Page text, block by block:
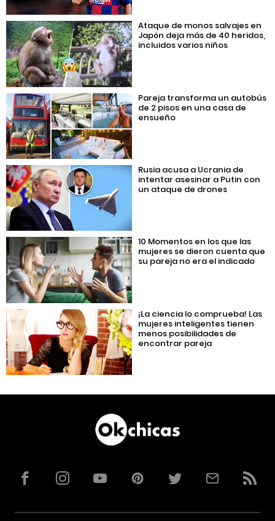
Ataque de monos salvajes en
Japón deja más de 40 heridos,
incluidos varios niños
Pareja transforma un autobús
de 2 pisos en una casa de
ensueño
Rusia acusa a Ucrania de
intentar asesinar a Putin con
un ataque de drones
10 Momentos en los que las
mujeres se dieron cuenta que
su pareja no era el indicado
¡La ciencia lo comprueba! Las
mujeres inteligentes tienen
menos posibilidades de
encontrar pareja
FacebookInstagramYouTubePinterestTwitterCorreoRSS